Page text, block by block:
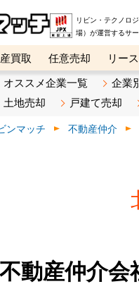
リビン・テクノロ
場）が運営する
買取 任意売却 リー
ト不動産カンパニー オ
オススメ企業一覧 企業
土地売却 戸建て売却
ンマッチ 不動産仲介
動産仲介会